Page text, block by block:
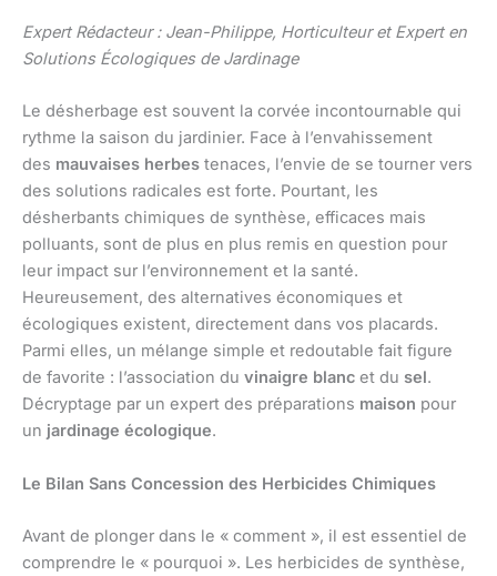
Expert Rédacteur : Jean-Philippe, Horticulteur et Expert en
Solutions Écologiques de Jardinage
Le désherbage est souvent la corvée incontournable qui
rythme la saison du jardinier. Face à l’envahissement
des mauvaises herbes tenaces, l’envie de se tourner vers
des solutions radicales est forte. Pourtant, les
désherbants chimiques de synthèse, efficaces mais
polluants, sont de plus en plus remis en question pour
leur impact sur l’environnement et la santé.
Heureusement, des alternatives économiques et
écologiques existent, directement dans vos placards.
Parmi elles, un mélange simple et redoutable fait figure
de favorite : l’association du vinaigre blanc et du sel.
Décryptage par un expert des préparations maison pour
un jardinage écologique.
Le Bilan Sans Concession des Herbicides Chimiques
Avant de plonger dans le « comment », il est essentiel de
comprendre le « pourquoi ». Les herbicides de synthèse,